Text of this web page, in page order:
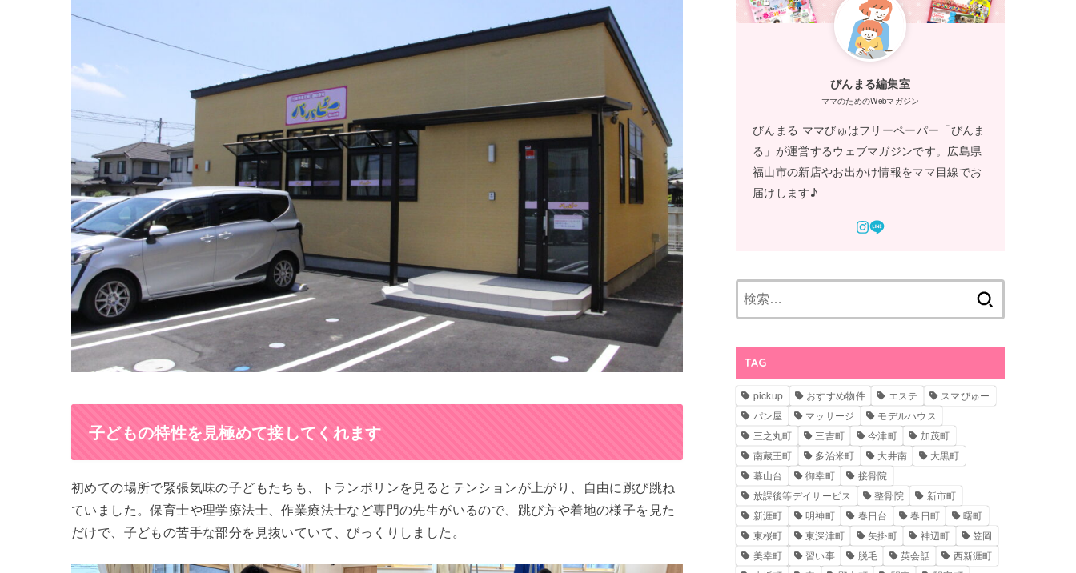
子どもの特性を見極めて接してくれます
初めての場所で緊張気味の子どもたちも、トランポリンを見るとテンションが上がり、自由に跳び跳ね
ていました。保育士や理学療法士、作業療法士など専門の先生がいるので、跳び方や着地の様子を見た
だけで、子どもの苦手な部分を見抜いていて、びっくりしました。
びんまる編集室
ママのためのWebマガジン
びんまる ママびゅはフリーペーパー「びんま
る」が運営するウェブマガジンです。広島県
福山市の新店やお出かけ情報をママ目線でお
届けします♪
TAG
pickup おすすめ物件 エステ
スマびゅー
パン屋
マッサージ
モデルハウス
三之丸町
三吉町 今津町
加茂町
南蔵王町
多治米町 大井南
大黒町
幕山台
御幸町
接骨院
放課後等デイサービス
整骨院
新市町
新涯町
明神町 春日台 春日町
曙町
東桜町
東深津町 矢掛町 神辺町
笠岡
美幸町
習い事 脱毛 英会話
西新涯町